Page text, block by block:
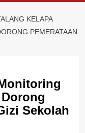
KELAPA
PEMERATAAN
Sekolah